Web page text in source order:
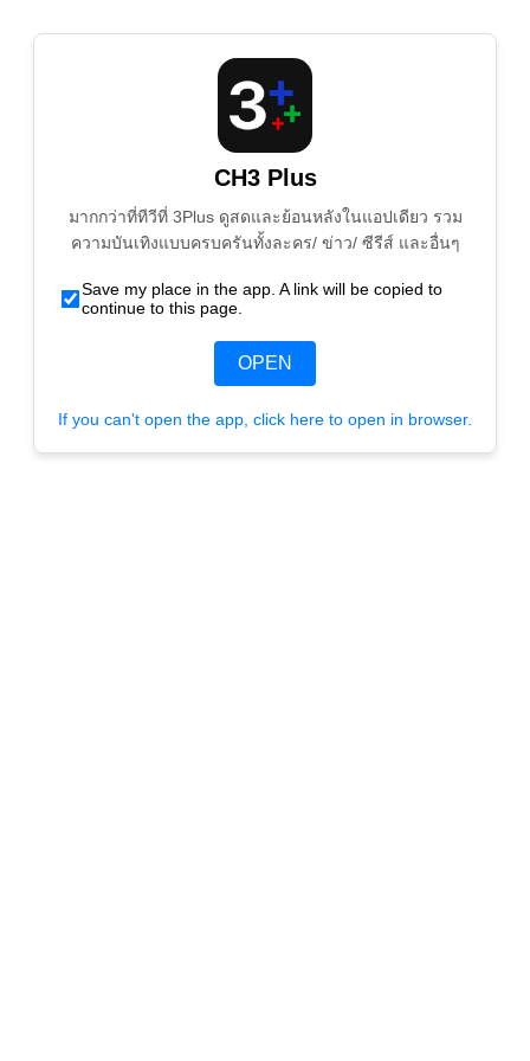
CH3 Plus
มากกว่าที่ทีวีที่ 3Plus ดูสดและย้อนหลังในแอปเดียว รวม
ความบันเทิงแบบครบครันทั้งละคร/ ข่าว/ ซีรีส์ และอื่นๆ
Save my place in the app. A link will be copied to
continue to this page.
OPEN
If you can't open the app, click here to open in browser.